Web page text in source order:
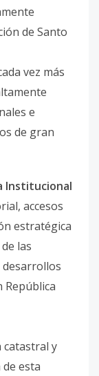
de Santo
vez más
e
de gran
Institucional
accesos
estratégica
las
catastral y
esta